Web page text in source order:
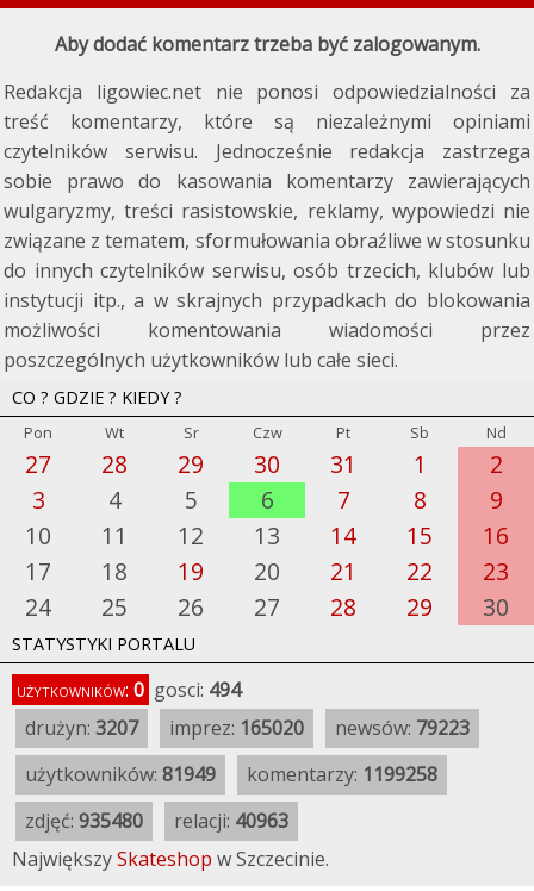
Aby dodać komentarz trzeba być zalogowanym.
Redakcja ligowiec.net nie ponosi odpowiedzialności za
treść komentarzy, które są niezależnymi opiniami
czytelników serwisu. Jednocześnie redakcja zastrzega
sobie prawo do kasowania komentarzy zawierających
wulgaryzmy, treści rasistowskie, reklamy, wypowiedzi nie
związane z tematem, sformułowania obraźliwe w stosunku
do innych czytelników serwisu, osób trzecich, klubów lub
instytucji itp., a w skrajnych przypadkach do blokowania
możliwości komentowania wiadomości przez
poszczególnych użytkowników lub całe sieci.
CO ? GDZIE ? KIEDY ?
Pon Wt Sr Czw Pt Sb Nd
27 28 29 30 31 1
2
3
4 5 6 7 8
9
10
11 12 13 14 15
16
17
18 19 20 21 22
23
24
25 26 27 28 29 30
STATYSTYKI PORTALU
użytkowników: 0 gosci: 494
drużyn: 3207 imprez: 165020 newsów: 79223
użytkowników: 81949 komentarzy: 1199258
zdjęć: 935480 relacji: 40963
NajwiększySkateshop w Szczecinie.